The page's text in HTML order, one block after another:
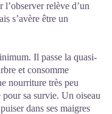
relève d’un
s’avère être un
Il passe la quasi-
et consomme
nourriture très peu
sa survie. Un oiseau
dans ses maigres